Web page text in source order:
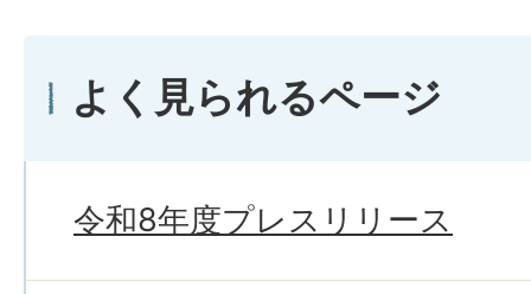
よく見られるページ
令和8年度プレスリリース